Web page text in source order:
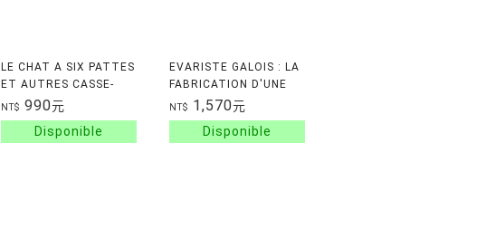
LE CHAT A SIX PATTES
ET AUTRES CASSE-
TETE - 100 PETITS
PROBLEMES
MATHEMATIQUES
NT$ 990元
EVARISTE GALOIS : LA
FABRICATION D'UNE
ICONE MATHEMATIQUE
NT$ 1,570元